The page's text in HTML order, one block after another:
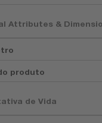
Attributes &
produto
de Vida